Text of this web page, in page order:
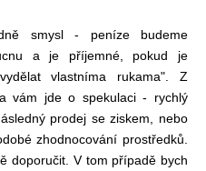
smysl - peníze budeme
a je příjemné, pokud je
vlastníma rukama". Z
vám jde o spekulaci - rychlý
prodej se ziskem, nebo
zhodnocování prostředků.
doporučit. V tom případě bych